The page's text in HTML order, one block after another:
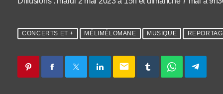
CONCERTS ET + MÉLIMÉLOMANE MUSIQUE
email